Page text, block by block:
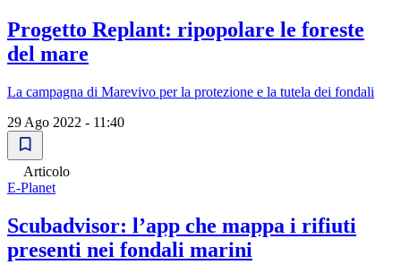
Progetto Replant: ripopolare le foreste
del mare
La campagna di Marevivo per la protezione e la tutela dei fondali
29 Ago 2022 - 11:40
Articolo
E-Planet
Scubadvisor: l’app che mappa i rifiuti
presenti nei fondali marini